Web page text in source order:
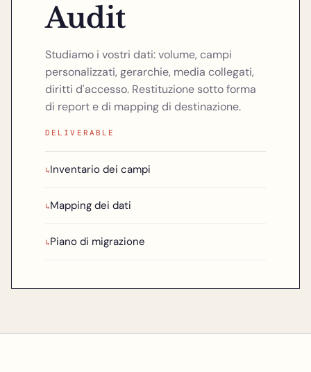
Audit
Studiamo i vostri dati: volume, campi
personalizzati, gerarchie, media collegati,
diritti d'accesso. Restituzione sotto forma
di report e di mapping di destinazione.
DELIVERABLE
↳Inventario dei campi
↳Mapping dei dati
↳Piano di migrazione